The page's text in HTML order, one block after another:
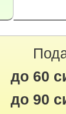
до 60
до 90